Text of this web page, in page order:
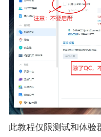
此教程仅限测试和体验